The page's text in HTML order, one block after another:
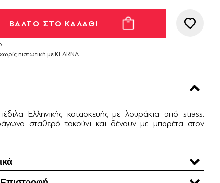
πιστωτική με KLARNA
Ελληνικής κατασκευής με λουράκια από strass.
σταθερό τακούνι και δένουν με μπαρέτα στον